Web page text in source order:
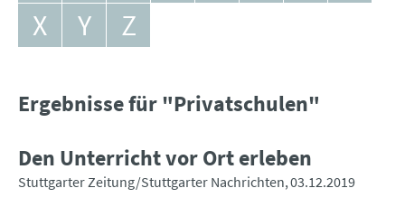
X
Y Z
Ergebnisse für "Privatschulen"
Den Unterricht vor Ort erleben
Stuttgarter Zeitung/Stuttgarter Nachrichten 03.12.2019